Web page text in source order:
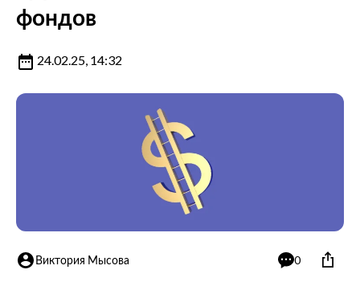
фондов
24.02.25, 14:32
Виктория Мысова 0